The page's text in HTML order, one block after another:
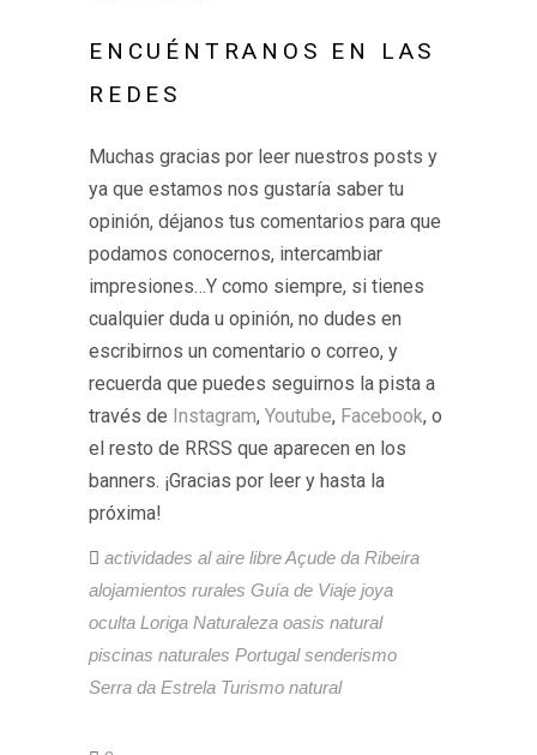
ENCUÉNTRANOS EN LAS
REDES
Muchas gracias por leer nuestros posts y
ya que estamos nos gustaría saber tu
opinión, déjanos tus comentarios para que
podamos conocernos, intercambiar
impresiones…Y como siempre, si tienes
cualquier duda u opinión, no dudes en
escribirnos un comentario o correo, y
recuerda que puedes seguirnos la pista a
través de Instagram, Youtube, Facebook, o
el resto de RRSS que aparecen en los
banners. ¡Gracias por leer y hasta la
próxima!
actividades al aire libreAçude da Ribeira
alojamientos rurales Guía de Viaje joya
oculta Loriga Naturaleza oasis natural
piscinas naturales Portugal senderismo
Serra da Estrela Turismo natural